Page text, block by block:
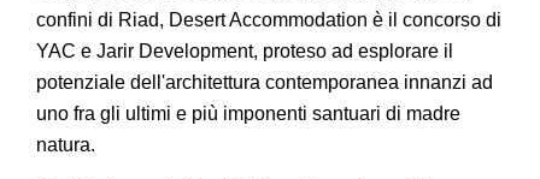
confini di Riad, Desert Accommodation è il concorso di
YAC e Jarir Development, proteso ad esplorare il
potenziale dell'architettura contemporanea innanzi ad
uno fra gli ultimi e più imponenti santuari di madre
natura.